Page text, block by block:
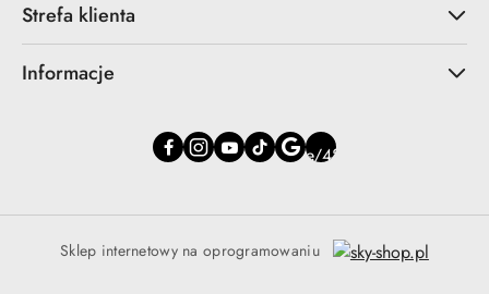
Strefa klienta
Informacje
Sklep internetowy na oprogramowaniu